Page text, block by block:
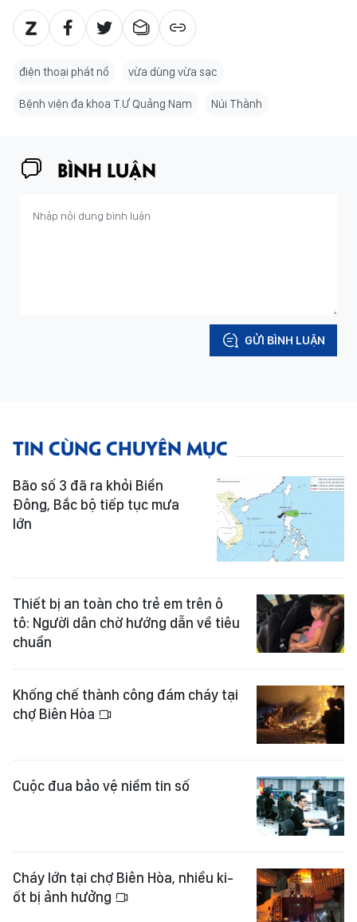
điện thoại phát nổ vừa dùng vừa sạc
Bệnh viện đa khoa T.Ư Quảng Nam Núi Thành
BÌNH LUẬN
GỬI BÌNH LUẬN
TIN CÙNG CHUYÊN MỤC
Bão số 3 đã ra khỏi Biển
Đông, Bắc bộ tiếp tục mưa
lớn
Thiết bị an toàn cho trẻ em trên ô
tô: Người dân chờ hướng dẫn về tiêu
chuẩn
Khống chế thành công đám cháy tại
chợ Biên Hòa
Cuộc đua bảo vệ niềm tin số
Cháy lớn tại chợ Biên Hòa, nhiều ki-
ốt bị ảnh hưởng